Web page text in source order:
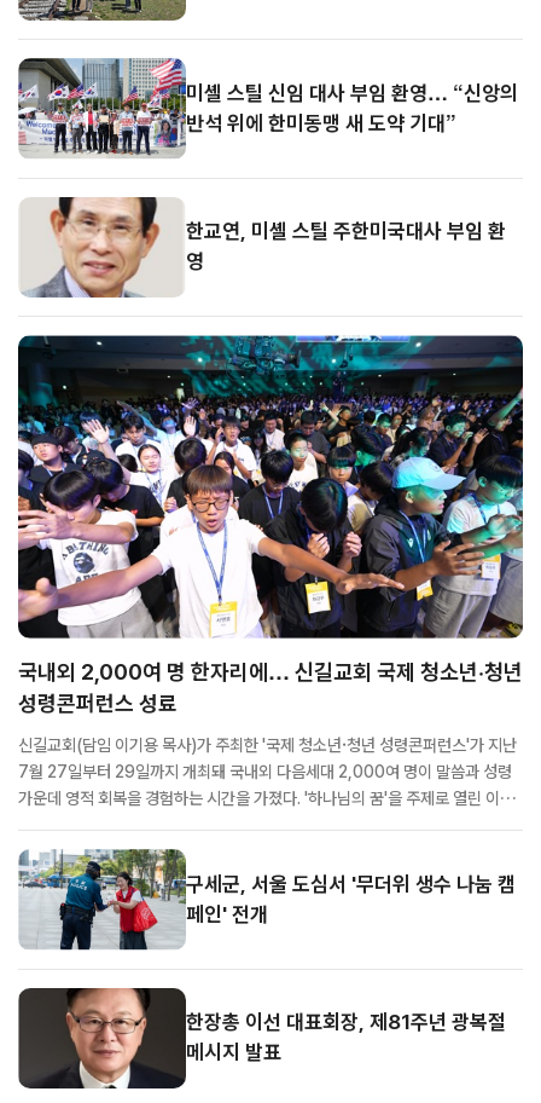
미셸 스틸 신임 대사 부임 환영… “신앙의
반석 위에 한미동맹 새 도약 기대”
한교연, 미셸 스틸 주한미국대사 부임 환
영
국내외 2,000여 명 한자리에… 신길교회 국제 청소년·청년
성령콘퍼런스 성료
신길교회(담임 이기용 목사)가 주최한 '국제 청소년·청년 성령콘퍼런스'가 지난
7월 27일부터 29일까지 개최돼 국내외 다음세대 2,000여 명이 말씀과 성령
가운데 영적 회복을 경험하는 시간을 가졌다. '하나님의 꿈'을 주제로 열린 이번
참석했으며, 해외에서도 참가자들이 함께해 국제적인 규모의 성령집회로 진행
됐다. 특...
구세군, 서울 도심서 '무더위 생수 나눔 캠
페인' 전개
한장총 이선 대표회장, 제81주년 광복절
메시지 발표